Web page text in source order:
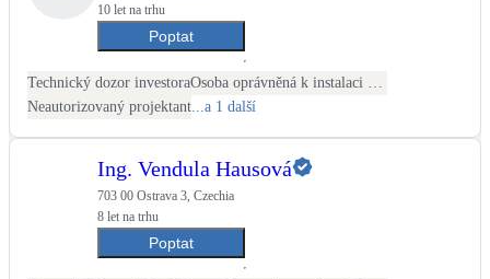
10 let na trhu
Poptat
Technický dozor investora
Neautorizovaný projektant ...a 1 další
Ing. Vendula Hausová
703 00 Ostrava 3, Czechia
8 let na trhu
Poptat